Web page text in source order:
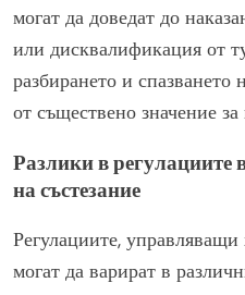
могат да доведат до
или дисквалификация от
разбирането и спазването
от съществено значение
Разлики в регулациите
на състезание
Регулациите, управляващи
могат да варират в